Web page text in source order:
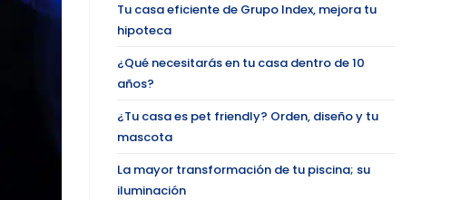
Tu casa eficiente de Grupo Index, mejora tu
hipoteca
¿Qué necesitarás en tu casa dentro de 10
años?
¿Tu casa es pet friendly? Orden, diseño y tu
mascota
La mayor transformación de tu piscina; su
iluminación